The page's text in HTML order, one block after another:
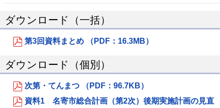
ダウンロード（一括）
第3回資料まとめ （PDF：16.3MB）
ダウンロード（個別）
次第・てんまつ （PDF：96.7KB）
資料1 名寄市総合計画（第2次）後期実施計画の見直